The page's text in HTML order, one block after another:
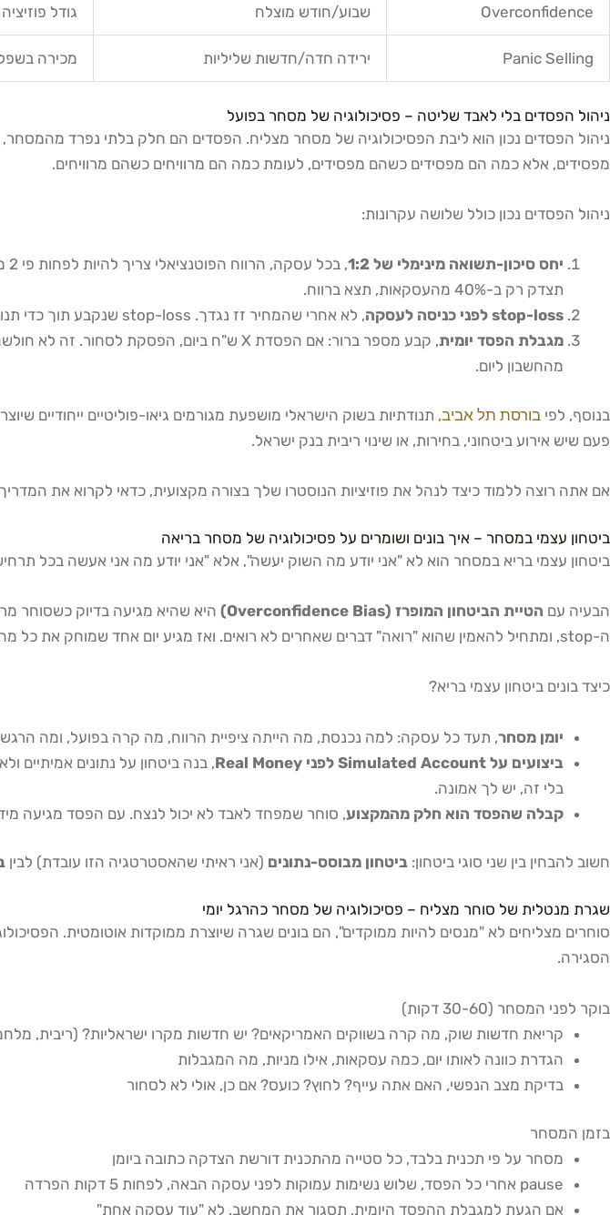
Overconfidence שבוע/חודש מוצלח גודל
Panic Selling ירידה חדה/חדשות שליליות מכירה
ניהול הפסדים בלי לאבד שליטה – פסיכולוגיה של מסחר בפועל
מפסידים, אלא כמה הם מפסידים כשהם מפסידים, לעומת כמה הם מרוויחים כשהם מרוויחים.
ניהול הפסדים נכון כולל שלושה עקרונות:
יחס סיכון-תשואה מינימלי של 1:2
תצדק רק ב-40% מהעסקאות, תצא ברווח.
stop-loss לפני כניסה לעסקה
, לא אחרי שהמחיר זז נגדך. stop-loss שנקבע תוך כדי תנועה הוא stop שמוזזת כל הזמן "עוד קצת", והוא לא שווה כלום.
מגבלת הפסד יומית
מהחשבון ליום.
בנוסף, לפי בורסת תל אביב, תנודתיות בשוק הישראלי מושפעת מגורמים גיאו-פוליטיים ייחודיים
פעם שיש אירוע ביטחוני, בחירות, או שינוי ריבית בנק ישראל.
אם אתה רוצה ללמוד כיצד לנהל את פוזיציות הנוסטרו שלך בצורה מקצועית, כדאי לקרוא את
ביטחון עצמי במסחר – איך בונים ושומרים על פסיכולוגיה של מסחר בריאה
ביטחון עצמי בריא במסחר הוא לא "אני יודע מה השוק יעשה", אלא "אני יודע מה אני אעשה בכל
הבעיה עם הטיית הביטחון המופרז (Overconfidence Bias)
היא שהיא מגיעה בדיוק כשסוחר
ה-stop, ומתחיל להאמין שהוא "רואה" דברים שאחרים לא רואים. ואז מגיע יום אחד שמוחק את כל מה שצבר, ועוד קצת.
כיצד בונים ביטחון עצמי בריא?
יומן מסחר, תעד כל עסקה: למה נכנסת, מה הייתה ציפיית הרווח, מה קרה בפועל, ומה הרגשת. ניתוח 50-100 עסקאות אחורה יראה לך דפוסים שלא
ביצועים על Simulated Account לפני Real Money
בלי זה, יש לך אמונה.
קבלה שהפסד הוא חלק מהמקצוע, סוחר שמפחד לאבד לא יכול לנצח. עם הפסד מגיעה
חשוב להבחין בין שני סוגי ביטחון: ביטחון מבוסס-נתונים (אני ראיתי שהאסטרטגיה הזו עובדת) לבין
שגרת מנטלית של סוחר מצליח – פסיכולוגיה של מסחר כהרגל יומי
סוחרים מצליחים לא "מנסים להיות ממוקדים", הם בונים שגרה שיוצרת ממוקדות אוטומטית.
הסגירה.
בוקר לפני המסחר (30-60 דקות)
קריאת חדשות שוק, מה קרה בשווקים האמריקאים? יש חדשות מקרו ישראליות? (ריבית,
הגדרת כוונה לאותו יום, כמה עסקאות, אילו מניות, מה המגבלות
בדיקת מצב הנפשי, האם אתה עייף? לחוץ? כועס? אם כן, אולי לא לסחור
בזמן המסחר
מסחר על פי תכנית בלבד, כל סטייה מהתכנית דורשת הצדקה כתובה ביומן
pause אחרי כל הפסד, שלוש נשימות עמוקות לפני עסקה הבאה, לפחות 5 דקות הפרדה
אם הגעת למגבלת ההפסד היומית, תסגור את המחשב. לא "עוד עסקה אחת"